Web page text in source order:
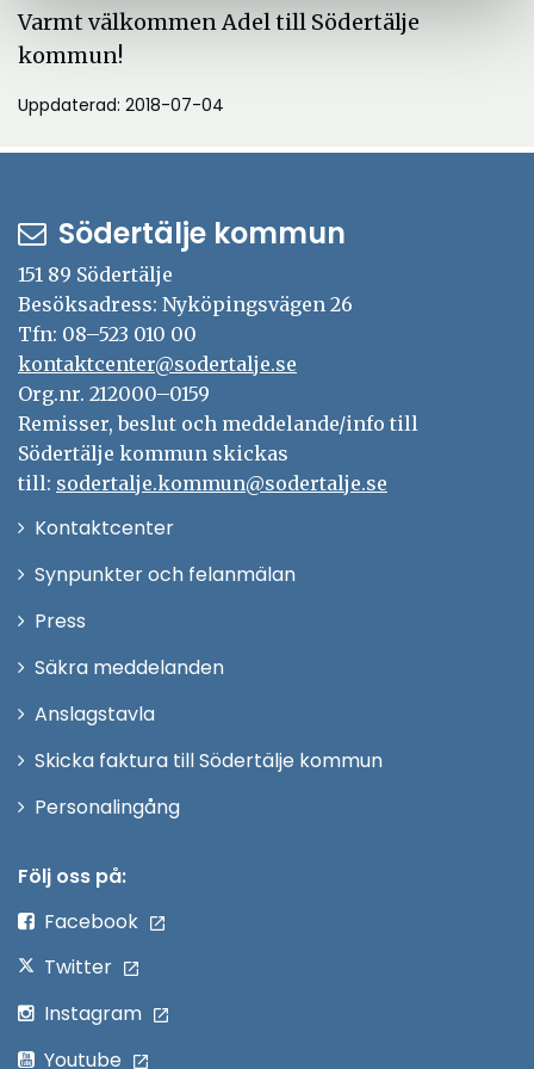
Varmt välkommen Adel till Södertälje
kommun!
Uppdaterad: 2018-07-04
Södertälje kommun
151 89 Södertälje
Besöksadress: Nyköpingsvägen 26
Tfn: 08–523 010 00
kontaktcenter@sodertalje.se
Org.nr. 212000–0159
Remisser, beslut och meddelande/info till
Södertälje kommun skickas
till: sodertalje.kommun@sodertalje.se
KontaktcenterÖppna
Synpunkter och felanmälan
Press
fönster
Säkra meddelanden
Anslagstavla
Skicka faktura till Södertälje kommun
PersonalingångÖppna
Följ oss på:
Facebook
Twitter
Instagram
Youtube